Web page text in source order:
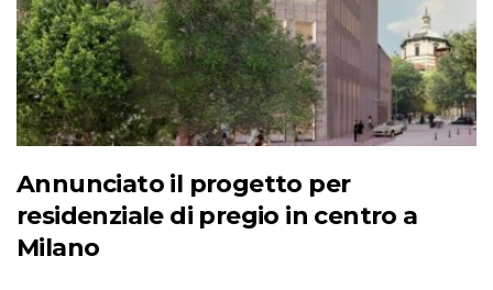
Annunciato il progetto per
residenziale di pregio in centro a
Milano